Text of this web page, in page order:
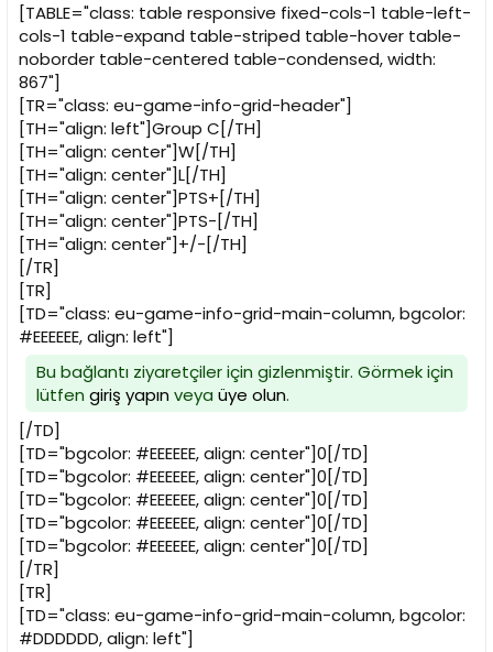
[TABLE="class: table responsive fixed-cols-1 table-left-
cols-1 table-expand table-striped table-hover table-
noborder table-centered table-condensed, width:
867"]
[TR="class: eu-game-info-grid-header"]
[TH="align: left"]Group C[/TH]
[TH="align: center"]W[/TH]
[TH="align: center"]L[/TH]
[TH="align: center"]PTS+[/TH]
[TH="align: center"]PTS-[/TH]
[TH="align: center"]+/-[/TH]
[/TR]
[TR]
[TD="class: eu-game-info-grid-main-column, bgcolor:
#EEEEEE, align: left"]
Bu bağlantı ziyaretçiler için gizlenmiştir. Görmek için
lütfen giriş yapınveya üye olun.
[/TD]
[TD="bgcolor: #EEEEEE, align: center"]0[/TD]
[TD="bgcolor: #EEEEEE, align: center"]0[/TD]
[TD="bgcolor: #EEEEEE, align: center"]0[/TD]
[TD="bgcolor: #EEEEEE, align: center"]0[/TD]
[TD="bgcolor: #EEEEEE, align: center"]0[/TD]
[/TR]
[TR]
[TD="class: eu-game-info-grid-main-column, bgcolor:
#DDDDDD, align: left"]